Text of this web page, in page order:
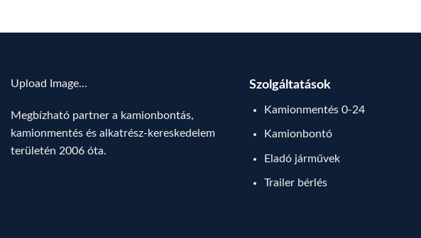
Upload Image...
Megbízható partner a kamionbontás,
kamionmentés és alkatrész-kereskedelem
területén 2006 óta.
Szolgáltatások
Kamionmentés 0-24
Kamionbontó
Eladó járművek
Trailer bérlés